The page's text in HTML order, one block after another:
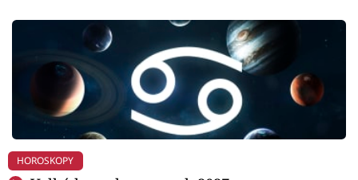
HOROSKOPY